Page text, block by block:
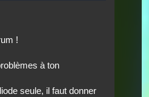
!
à ton
seule, il faut donner